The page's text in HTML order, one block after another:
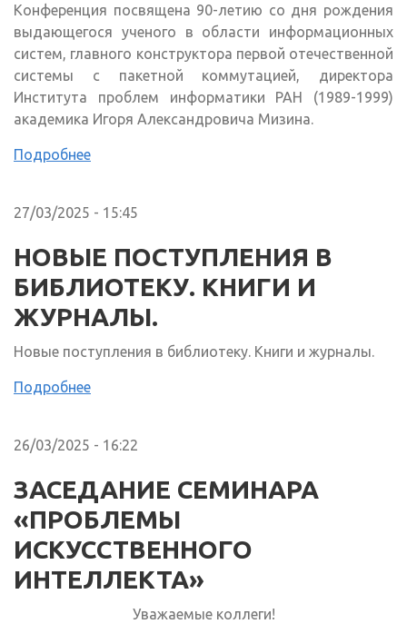
Конференция посвящена 90-летию со дня рождения
выдающегося ученого в области информационных
систем, главного конструктора первой отечественной
системы с пакетной коммутацией, директора
Института проблем информатики РАН (1989-1999)
академика Игоря Александровича Мизина.
Подробнее
27/03/2025 - 15:45
НОВЫЕ ПОСТУПЛЕНИЯ В
БИБЛИОТЕКУ. КНИГИ И
ЖУРНАЛЫ.
Новые поступления в библиотеку. Книги и журналы.
Подробнее
26/03/2025 - 16:22
ЗАСЕДАНИЕ СЕМИНАРА
«ПРОБЛЕМЫ
ИСКУССТВЕННОГО
ИНТЕЛЛЕКТА»
Уважаемые коллеги!